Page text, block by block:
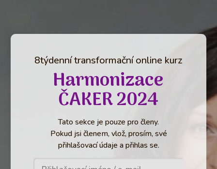
8týdenní transformační online kurz
Harmonizace
ČAKER 2024
Tato sekce je pouze pro členy.
Pokud jsi členem, vlož, prosím, své
přihlašovací údaje a přihlas se.